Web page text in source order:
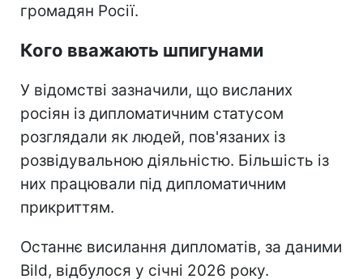
громадян Росії.
Кого вважають шпигунами
У відомстві зазначили, що висланих
росіян із дипломатичним статусом
розглядали як людей, пов'язаних із
розвідувальною діяльністю. Більшість із
них працювали під дипломатичним
прикриттям.
Останнє висилання дипломатів, за даними
Bild, відбулося у січні 2026 року.